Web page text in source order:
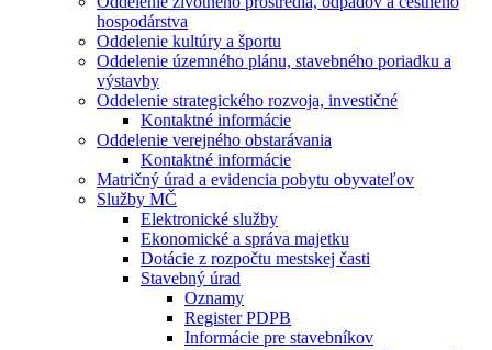
hospodárstva
Oddelenie kultúry a športu
Oddelenie územného plánu, stavebného poriadku a
výstavby
Oddelenie strategického rozvoja, investičné
Kontaktné informácie
Oddelenie verejného obstarávania
Kontaktné informácie
Matričný úrad a evidencia pobytu obyvateľov
Služby MČ
Elektronické služby
Ekonomické a správa majetku
Dotácie z rozpočtu mestskej časti
Stavebný úrad
Oznamy
Register PDPB
Informácie pre stavebníkov